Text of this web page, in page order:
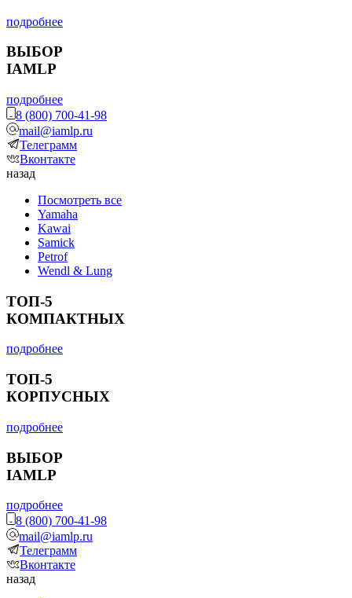
подробнее
ВЫБОР
IAMLP
подробнее
8 (800) 700-41-98
mail@iamlp.ru
Телеграмм
Вконтакте
назад
Посмотреть все
Yamaha
Kawai
Samick
Petrof
Wendl & Lung
ТОП-5
КОМПАКТНЫХ
подробнее
ТОП-5
КОРПУСНЫХ
подробнее
ВЫБОР
IAMLP
подробнее
8 (800) 700-41-98
mail@iamlp.ru
Телеграмм
Вконтакте
назад